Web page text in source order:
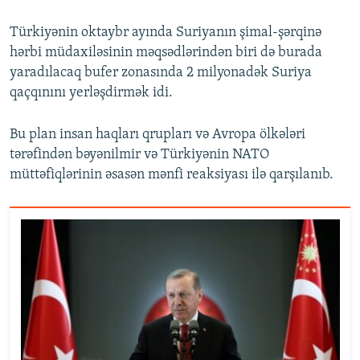
Türkiyənin oktaybr ayında Suriyanın şimal-şərqinə
hərbi müdaxiləsinin məqsədlərindən biri də burada
yaradılacaq bufer zonasında 2 milyonadək Suriya
qaçqınını yerləşdirmək idi.
Bu plan insan haqları qrupları və Avropa ölkələri
tərəfindən bəyənilmir və Türkiyənin NATO
müttəfiqlərinin əsasən mənfi reaksiyası ilə qarşılanıb.